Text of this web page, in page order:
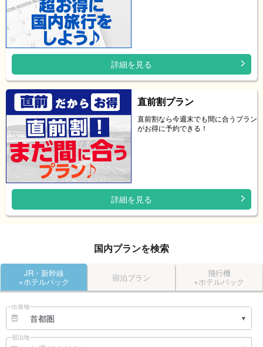
詳細を見る
直前割プラン
直前割なら今週末でも間に合うプラン
がお得に予約できる！
詳細を見る
国内プランを検索
JR・新幹線
+ホテルパック 宿泊プラン 飛行機
+ホテルパック
出発地
宿泊地